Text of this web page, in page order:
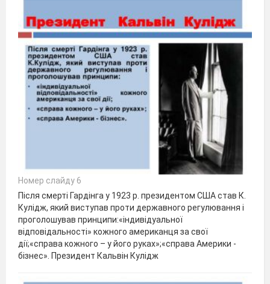
Номер слайду 6
Після смерті Гардінга у 1923 р. президентом США став К.
Кулідж, який виступав проти державного регулювання і
проголошував принципи:«індивідуальної
відповідальності» кожного американця за свої
дії;«справа кожного – у його руках»;«справа Америки -
бізнес». Президент Кальвін Кулідж